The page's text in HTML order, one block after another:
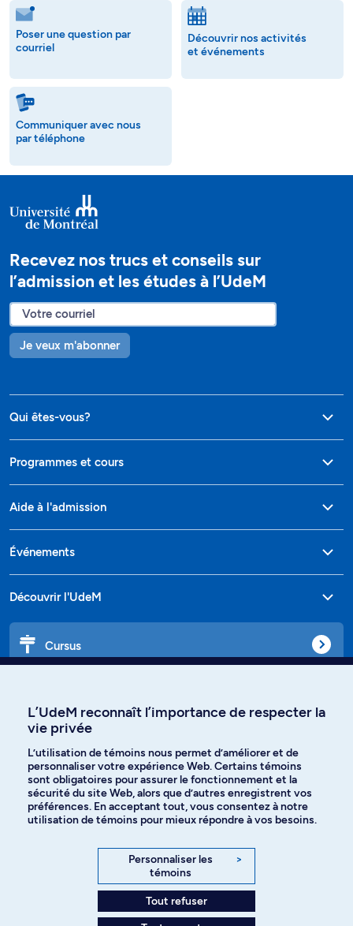
Poser une question par
courriel
Découvrir nos activités
et événements
Communiquer avec nous
par téléphone
Recevez nos trucs et conseils sur
l’admission et les études à l’UdeM
Je veux m'abonner
Qui êtes-vous?
Programmes et cours
Aide à l'admission
Événements
Découvrir l'UdeM
Cursus
Langues
Facebook Instagram
YouTube
L’UdeM reconnaît l’importance de respecter la
vie privée
L’utilisation de témoins nous permet d’améliorer et de
personnaliser votre expérience Web. Certains témoins
sont obligatoires pour assurer le fonctionnement et la
sécurité du site Web, alors que d’autres enregistrent vos
préférences. En acceptant tout, vous consentez à notre
utilisation de témoins pour mieux répondre à vos besoins.
Personnaliser les
témoins
>
Tout refuser